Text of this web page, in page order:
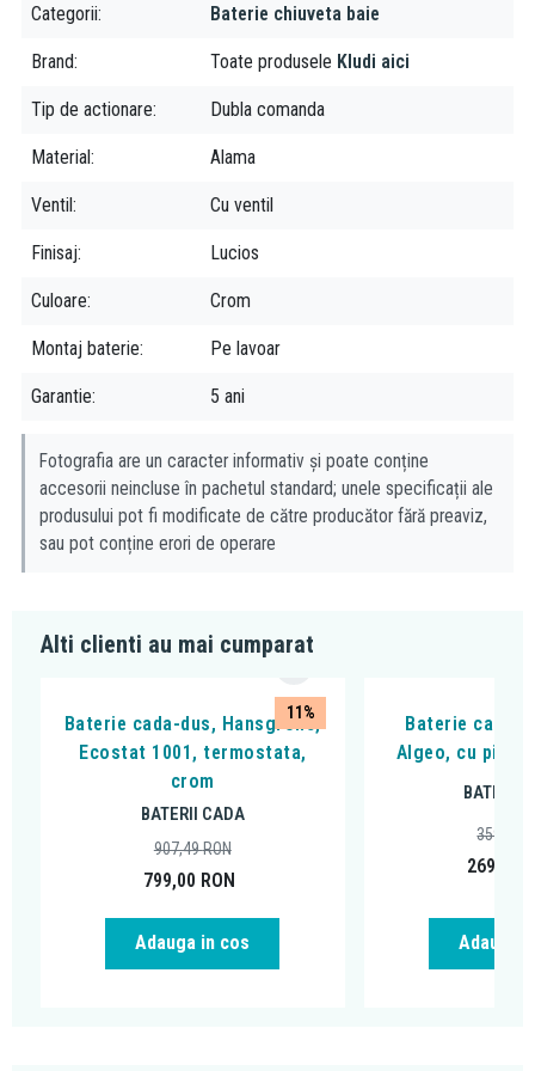
Funcționare fiabilă și durabilă
Debit de apă reglabil
Cap cu 3 treceri pentru economie de apă și energie
Concluzie
Bateria de lavoar Kludi Nova Fonte, cu 3 treceri, negru mat este o
alegere excelentă pentru o baie modernă, care oferă un design
elegant, funcționalitate și durabilitate.
ridică la înălțimea celor mai riguroase standarde de calitate,
produce baterii de lux pentru baie și baterii bucătărie, sisteme de
duș și accesorii pentru baie pentru orice tip de buget.
Categorii Baterie chiuveta baie
Brand Toate produsele Kludi aici
Tip de actionare Dubla comanda
Material Alama
Ventil Cu ventil
Finisaj Lucios
Culoare Crom
Montaj baterie Pe lavoar
Garantie 5 ani
Fotografia are un caracter informativ și poate conține
accesorii neincluse în pachetul standard; unele specificații ale
produsului pot fi modificate de către producător fără preaviz,
sau pot conține erori de operare
Alti clienti au mai cumparat
11%
Baterie cada-dus, Hansgrohe,
Ecostat 1001, termostata,
crom
BATERII CADA
799,00 RON
907,49RON
Adauga in cos
Baterie cada -
Algeo, cu pipa
BATERII
269,00
359,99
Adauga